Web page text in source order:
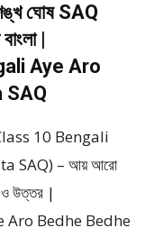
ঘোষ SAQ
|
Aye Aro
SAQ
Class 10 Bengali
SAQ) – আয় আরো
ও উত্তর |
Aro Bedhe Bedhe